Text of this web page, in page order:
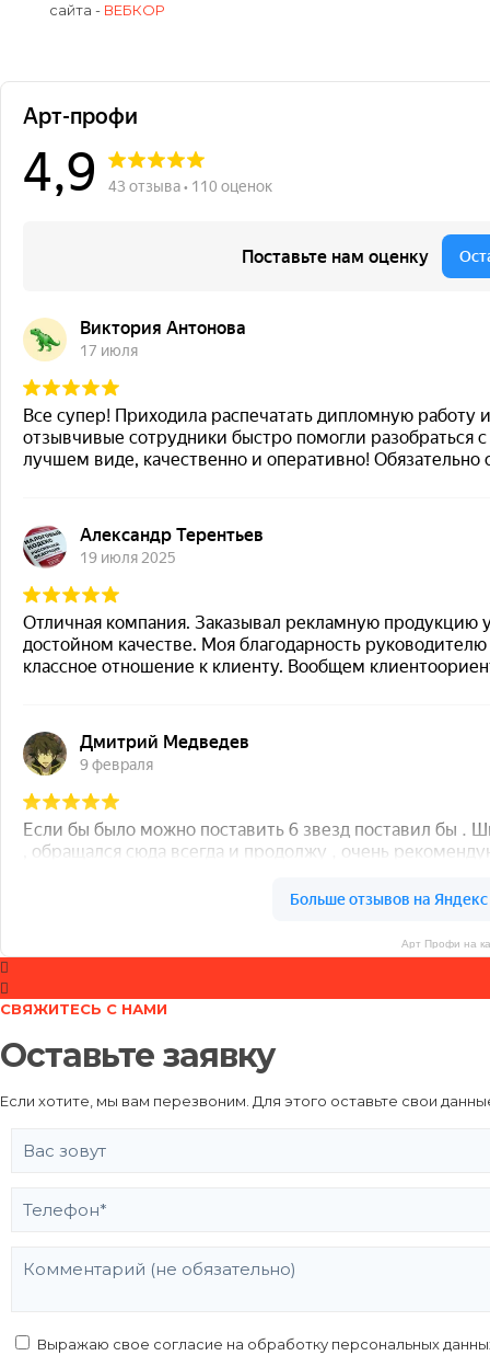
сайта - ВЕБКОР
Арт Профи на
СВЯЖИТЕСЬ С НАМИ
Оставьте заявку
Если хотите, мы вам перезвоним. Для этого оставьте свои
Выражаю свое согласие на обработку персональных